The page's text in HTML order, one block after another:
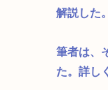
解説した。
筆者は、
た。詳し